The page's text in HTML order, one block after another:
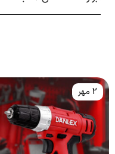
2 مهر